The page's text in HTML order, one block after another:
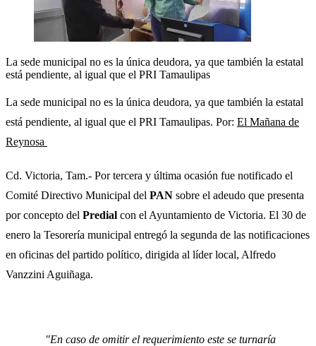
La sede municipal no es la única deudora, ya que también la estatal
está pendiente, al igual que el PRI Tamaulipas
La sede municipal no es la única deudora, ya que también la estatal
está pendiente, al igual que el PRI Tamaulipas. Por: El Mañana de
Reynosa
Cd. Victoria, Tam.- Por tercera y última ocasión fue notificado el
Comité Directivo Municipal del PAN sobre el adeudo que presenta
por concepto del Predial con el Ayuntamiento de Victoria. El 30 de
enero la Tesorería municipal entregó la segunda de las notificaciones
en oficinas del partido político, dirigida al líder local, Alfredo
Vanzzini Aguiñaga.
"En caso de omitir el requerimiento este se turnaría